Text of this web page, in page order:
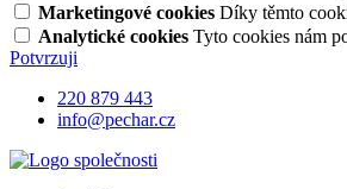
Marketingové cookies Díky těmto
Analytické cookies Tyto cookies nám
Potvrzuji
220 879 443
info@pechar.cz